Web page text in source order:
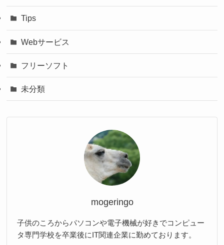
Tips
Webサービス
フリーソフト
未分類
mogeringo
子供のころからパソコンや電子機械が好きでコンピュー
タ専門学校を卒業後にIT関連企業に勤めております。